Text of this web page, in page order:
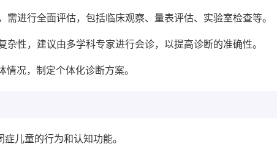
进行全面评估，包括临床观察、量表评估、实验室检查等。
性，建议由多学科专家进行会诊，以提高诊断的准确性。
况，制定个体化诊断方案。
儿童的行为和认知功能。